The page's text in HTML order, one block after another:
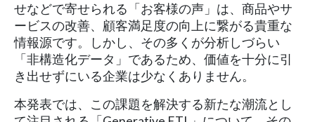
せなどで寄せられる「お客様の声」は、商品やサ
ービスの改善、顧客満足度の向上に繋がる貴重な
情報源です。しかし、その多くが分析しづらい
「非構造化データ」であるため、価値を十分に引
き出せずにいる企業は少なくありません。
本発表では、この課題を解決する新たな潮流とし